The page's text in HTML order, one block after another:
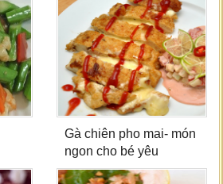
Gà chiên pho mai- món
ngon cho bé yêu